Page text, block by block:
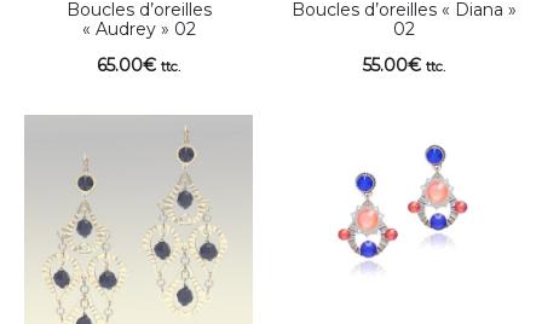
Boucles d’oreilles
« Audrey » 02
65.00€ ttc.
Boucles d’oreilles « Diana »
02
55.00€ ttc.